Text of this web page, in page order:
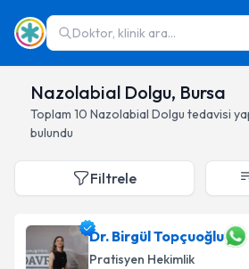
Doktor, klinik ara...
Nazolabial Dolgu, Bursa
Toplam 10 Nazolabial Dolgu tedavisi
bulundu
Filtrele
Dr. Birgül Topçuoğlu
Pratisyen Hekimlik